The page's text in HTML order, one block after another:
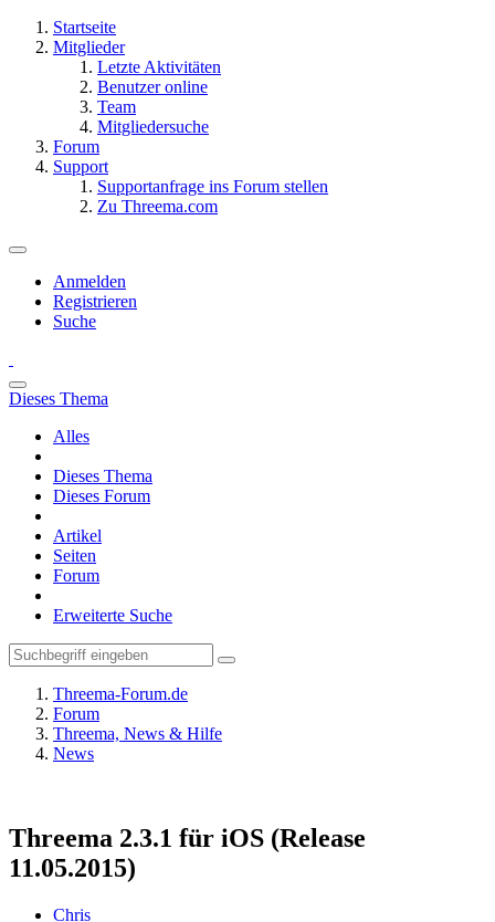
Startseite
Mitglieder
Letzte Aktivitäten
Benutzer online
Team
Mitgliedersuche
Forum
Support
Supportanfrage ins Forum stellen
Zu Threema.com
Anmelden
Registrieren
Suche
Dieses Thema
Alles
Dieses Thema
Dieses Forum
Artikel
Seiten
Forum
Erweiterte Suche
Threema-Forum.de
Forum
Threema, News & Hilfe
News
Threema 2.3.1 für iOS (Release
11.05.2015)
Chris